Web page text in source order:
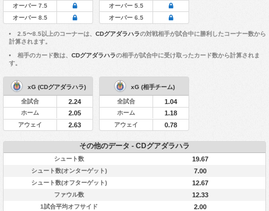
オーバー 7.5
オーバー 8.5
オーバー 5.5
オーバー 6.5
2.5〜8.5以上のコーナーは、 CDグアダラハラの対戦相手が試合中に勝利したコーナー数から
計算されます。
相手のカード数は、 CDグアダラハラの相手が試合中に受け取ったカード数から計算されま
す。
xG (CDグアダラハラ)
全試合 2.24
ホーム 2.05
アウェイ 2.63
xG (相手チーム)
全試合 1.04
ホーム 1.18
アウェイ 0.78
その他のデータ - CDグアダラハラ
シュート数 19.67
シュート数(オンターゲット) 7.00
シュート数(オフターゲット) 12.67
ファウル数 12.33
1試合平均オフサイド 2.00